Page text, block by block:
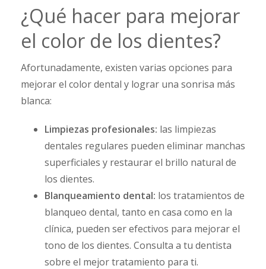
¿Qué hacer para mejorar
el color de los dientes?
Afortunadamente, existen varias opciones para
mejorar el color dental y lograr una sonrisa más
blanca:
Limpiezas profesionales: las limpiezas
dentales regulares pueden eliminar manchas
superficiales y restaurar el brillo natural de
los dientes.
Blanqueamiento dental: los tratamientos de
blanqueo dental, tanto en casa como en la
clínica, pueden ser efectivos para mejorar el
tono de los dientes. Consulta a tu dentista
sobre el mejor tratamiento para ti.